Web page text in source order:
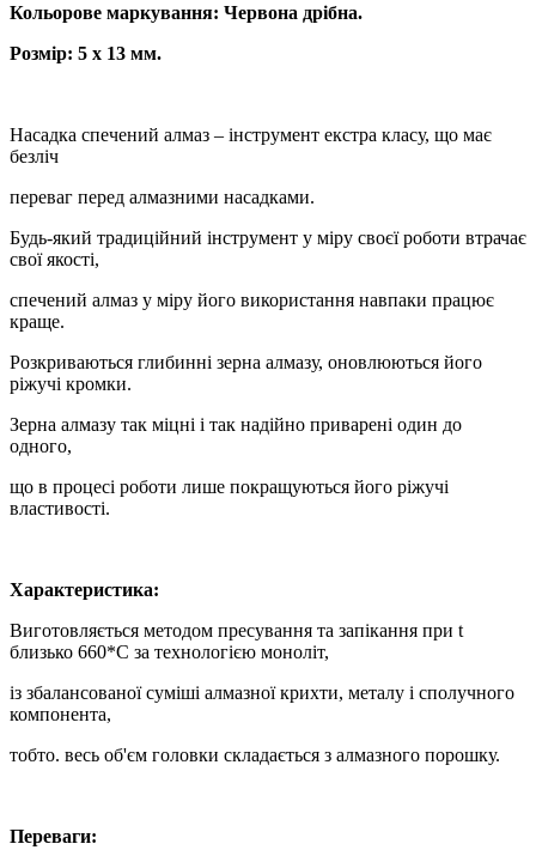
Кольорове маркування: Червона дрібна.
Розмір: 5 х 13 мм.
Насадка спечений алмаз – інструмент екстра класу, що має
безліч
переваг перед алмазними насадками.
Будь-який традиційний інструмент у міру своєї роботи втрачає
свої якості,
спечений алмаз у міру його використання навпаки працює
краще.
Розкриваються глибинні зерна алмазу, оновлюються його
ріжучі кромки.
Зерна алмазу так міцні і так надійно приварені один до
одного,
що в процесі роботи лише покращуються його ріжучі
властивості.
Характеристика:
Виготовляється методом пресування та запікання при t
близько 660*С за технологією моноліт,
із збалансованої суміші алмазної крихти, металу і сполучного
компонента,
тобто. весь об'єм головки складається з алмазного порошку.
Переваги: